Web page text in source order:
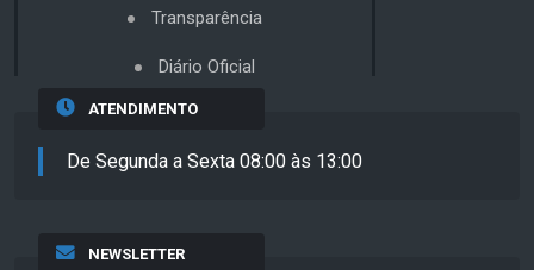
Transparência
Diário Oficial
ATENDIMENTO
De Segunda a Sexta 08:00 às 13:00
NEWSLETTER